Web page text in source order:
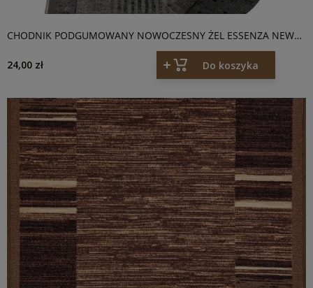
CHODNIK PODGUMOWANY NOWOCZESNY ŻEL ESSENZA NEW
24,00 zł
Do koszyka